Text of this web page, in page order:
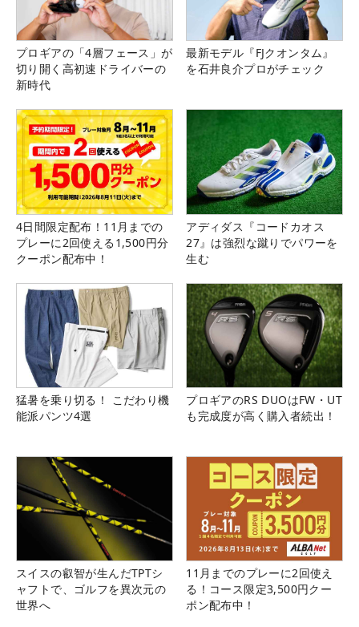
プロギアの「4層フェース」が
切り開く高初速ドライバーの
新時代
最新モデル『FJクオンタム』
を石井良介プロがチェック
4日間限定配布！11月までの
プレーに2回使える1,500円分
クーポン配布中！
アディダス『コードカオス
27』は強烈な蹴りでパワーを
生む
猛暑を乗り切る！ こだわり機
能派パンツ4選
プロギアのRS DUOはFW・UT
も完成度が高く購入者続出！
スイスの叡智が生んだTPTシ
ャフトで、ゴルフを異次元の
世界へ
11月までのプレーに2回使え
る！コース限定3,500円クー
ポン配布中！